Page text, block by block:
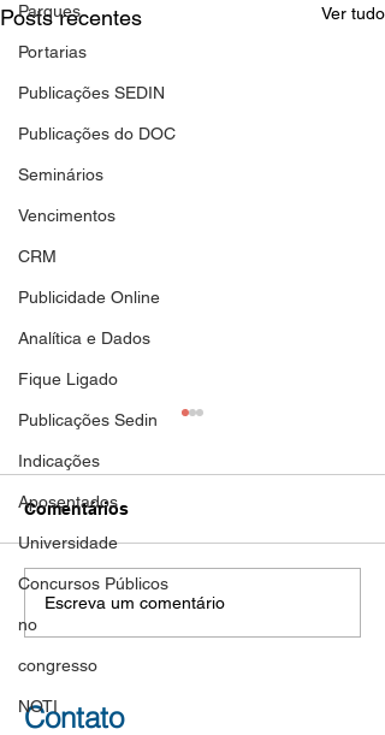
Parques
Portarias
Publicações SEDIN
Publicações do DOC
Seminários
Vencimentos
CRM
Publicidade Online
Analítica e Dados
Fique Ligado
Publicações Sedin
Indicações
Aposentados
Universidade
Concursos Públicos
no
congresso
NOTI
Posts recentes Ver tudo
Aposentadoria
DOC de hoje 01/11/2023
nova publicação de
aposentadoria de filiada ao
TEREZINHA FRANCISCA
Comentários
Escreva um comentário
Contato